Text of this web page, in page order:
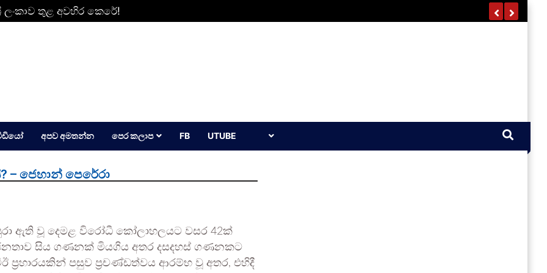
තුළ අවහිර කෙරේ!
අපව අමතන්න පෙර කලාප FB UTUBE
– ජෙහාන් පෙරේරා
පුරා ඇති වූ දෙමළ විරෝධී කෝලාහලයට වසර 42ක්
ජනතාව සිය ගණනක් මියගිය අතර දසදහස් ගණනකට
ප්‍රහාරයකින් පසුව ප්‍රචණ්ඩත්වය ආරම්භ වූ අතර, එහිදී